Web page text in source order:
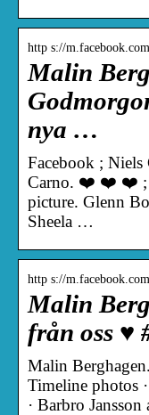
http s://
Malin
nya …
Facebook ;
Carno. ❤️ ❤️ ❤️ ;
picture. Glenn
Sheela …
http s://
Malin
från oss ♥️
Malin
Timeline photos
· Barbro